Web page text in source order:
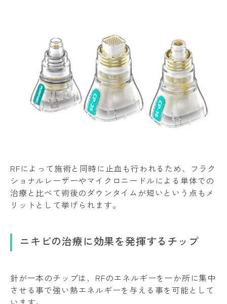
RFによって施術と同時に止血も行われるため、フラク
ショナルレーザーやマイクロニードルによる単体での
治療と比べて術後のダウンタイムが短いという点もメ
リットとして挙げられます。
ニキビの治療に効果を発揮するチップ
針が一本のチップは、RFのエネルギーを一か所に集中
させる事で強い熱エネルギーを与える事を可能として